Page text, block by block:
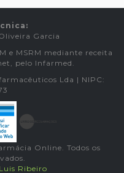
Garcia
e MSRM mediante receita
pelo Infarmed.
Lda | NIPC:
Online. Todos os
Luis Ribeiro